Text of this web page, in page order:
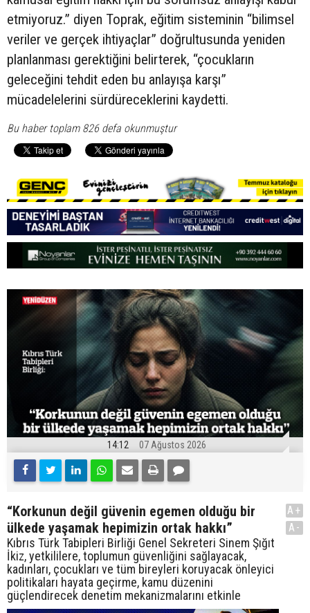
etmiyoruz.” diyen Toprak, eğitim sisteminin “bilimsel
veriler ve gerçek ihtiyaçlar” doğrultusunda yeniden
planlanması gerektiğini belirterek, “çocukların
geleceğini tehdit eden bu anlayışa karşı”
mücadelelerini sürdüreceklerini kaydetti.
Bu haber toplam 826 defa okunmuştur
14:12 07 Ağustos 2026
“Korkunun değil güvenin egemen olduğu bir
ülkede yaşamak hepimizin ortak hakkı”
Kıbrıs Türk Tabipleri Birliği Genel Sekreteri Sinem Şığıt
İkiz, yetkililere, toplumun güvenliğini sağlayacak,
kadınları, çocukları ve tüm bireyleri koruyacak önleyici
politikaları hayata geçirme, kamu düzenini
güçlendirecek denetim mekanizmalarını etkinle
A+
A-